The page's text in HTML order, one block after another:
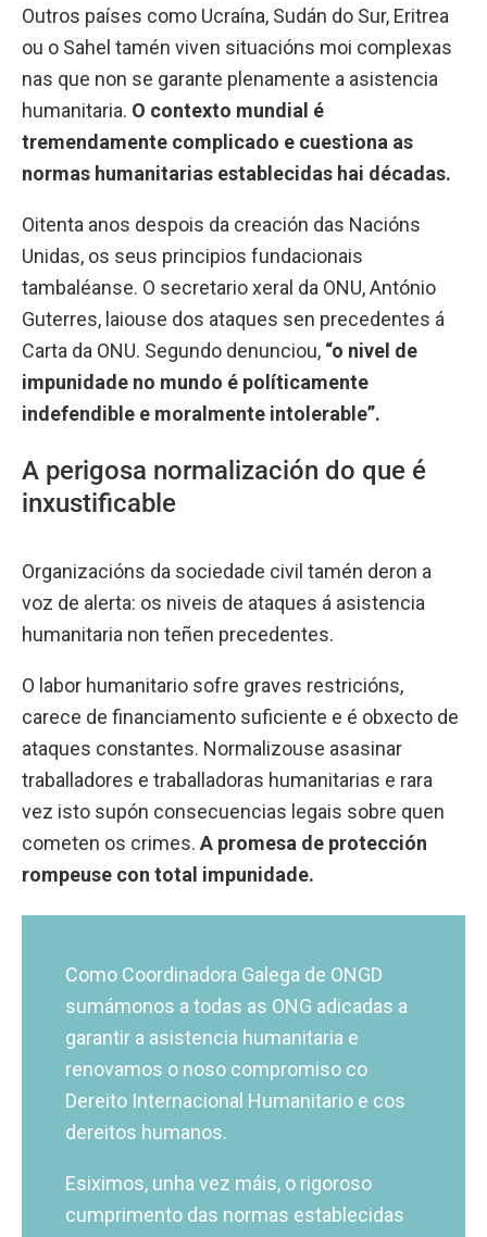
Outros países como Ucraína, Sudán do Sur, Eritrea
ou o Sahel tamén viven situacións moi complexas
nas que non se garante plenamente a asistencia
humanitaria. O contexto mundial é
tremendamente complicado e cuestiona as
normas humanitarias establecidas hai décadas.
Oitenta anos despois da creación das Nacións
Unidas, os seus principios fundacionais
tambaléanse. O secretario xeral da ONU, António
Guterres, laiouse dos ataques sen precedentes á
Carta da ONU. Segundo denunciou, “o nivel de
impunidade no mundo é políticamente
indefendible e moralmente intolerable”.
A perigosa normalización do que é
inxustificable
Organizacións da sociedade civil tamén deron a
voz de alerta: os niveis de ataques á asistencia
humanitaria non teñen precedentes.
O labor humanitario sofre graves restricións,
carece de financiamento suficiente e é obxecto de
ataques constantes. Normalizouse asasinar
traballadores e traballadoras humanitarias e rara
vez isto supón consecuencias legais sobre quen
cometen os crimes. A promesa de protección
rompeuse con total impunidade.
Como Coordinadora Galega de ONGD
sumámonos a todas as ONG adicadas a
garantir a asistencia humanitaria e
renovamos o noso compromiso co
Dereito Internacional Humanitario e cos
dereitos humanos.
Esiximos, unha vez máis, o rigoroso
cumprimento das normas establecidas